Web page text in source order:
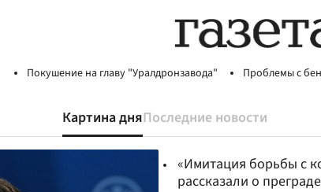
Покушение на главу "Уралдронзавода" Проблемы с
Картина дняПоследние новости
«Имитация борьбы с
рассказали о